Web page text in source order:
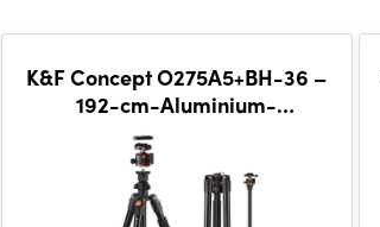
K&F Concept O275A5+BH-36 –
192-cm-Aluminium-
Kamerastativ mit Kugelkopf